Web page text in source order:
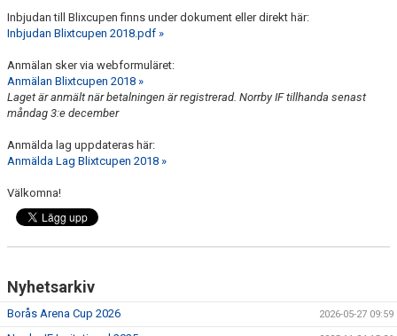
Inbjudan till Blixcupen finns under dokument eller direkt här:
Inbjudan Blixtcupen 2018.pdf »
Anmälan sker via webformuläret:
Anmälan Blixtcupen 2018 »
Laget är anmält när betalningen är registrerad. Norrby IF tillhanda senast
måndag 3:e december
Anmälda lag uppdateras här:
Anmälda Lag Blixtcupen 2018 »
Välkomna!
Nyhetsarkiv
Borås Arena Cup 2026 2026-05-27 09:59